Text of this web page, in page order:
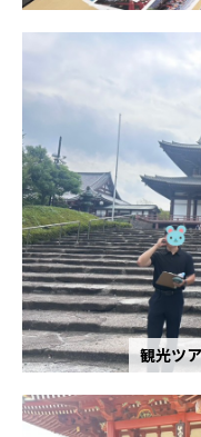
観光ツ